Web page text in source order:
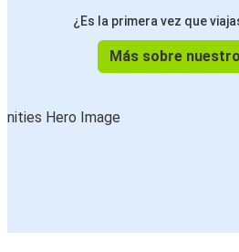
¿Es la primera vez que
Más sobre